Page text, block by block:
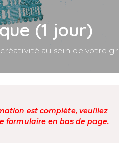
(1 jour)
au sein de votre
est complète, veuillez
formulaire en bas de page.